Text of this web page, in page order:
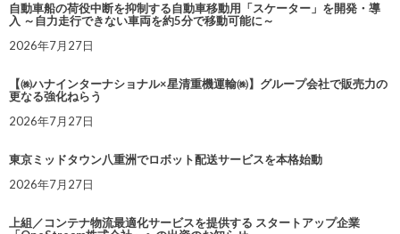
自動車船の荷役中断を抑制する自動車移動用「スケーター」を開発・導
入 ～自力走行できない車両を約5分で移動可能に～
2026年7月27日
【㈱ハナインターナショナル×星清重機運輸㈱】グループ会社で販売力の
更なる強化ねらう
2026年7月27日
東京ミッドタウン八重洲でロボット配送サービスを本格始動
2026年7月27日
上組／コンテナ物流最適化サービスを提供する スタートアップ企業